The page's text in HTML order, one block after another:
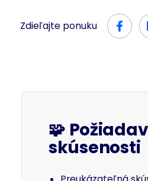
Zdieľajte ponuku
🧩
skúsenosti